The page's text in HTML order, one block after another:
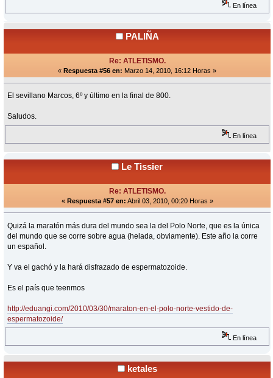
En línea
PALIÑA
Re: ATLETISMO.
« Respuesta #56 en: Marzo 14, 2010, 16:12 Horas »
El sevillano Marcos, 6º y último en la final de 800.
Saludos.
En línea
Le Tissier
Re: ATLETISMO.
« Respuesta #57 en: Abril 03, 2010, 00:20 Horas »
Quizá la maratón más dura del mundo sea la del Polo Norte, que es la única
del mundo que se corre sobre agua (helada, obviamente). Este año la corre
un español.
Y va el gachó y la hará disfrazado de espermatozoide.
Es el país que teenmos
http://eduangi.com/2010/03/30/maraton-en-el-polo-norte-vestido-de-
espermatozoide/
En línea
ketales